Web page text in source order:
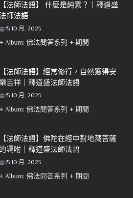
【法師法語】 什麼是純素？｜釋道盛
師法語
15 10 月, 2025
+ Album: 佛法問答系列 + 期間
【法師法語】經常修行，自然獲得安
吉祥｜釋道盛法師法語
15 10 月, 2025
+ Album: 佛法問答系列 + 期間
【法師法語】佛陀在經中對地藏菩薩
的囑咐｜釋道盛法師法語
15 10 月, 2025
+ Album: 佛法問答系列 + 期間